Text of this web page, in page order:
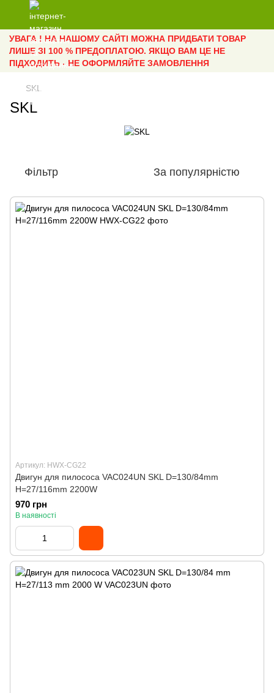
УВАГА ! НА НАШОМУ САЙТІ МОЖНА ПРИДБАТИ ТОВАР
ЛИШЕ ЗІ 100 % ПРЕДОПЛАТОЮ. ЯКЩО ВАМ ЦЕ НЕ
ПІДХОДИТЬ - НЕ ОФОРМЛЯЙТЕ ЗАМОВЛЕННЯ
SKL
SKL
Фільтр За популярністю
Артикул: HWX-CG22
Двигун для пилососа VAC024UN SKL D=130/84mm
H=27/116mm 2200W
970 грн
В наявності